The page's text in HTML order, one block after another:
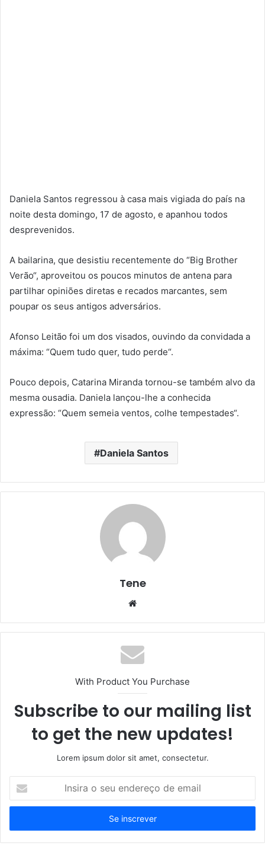
Daniela Santos regressou à casa mais vigiada do país na
noite desta domingo, 17 de agosto, e apanhou todos
desprevenidos.
A bailarina, que desistiu recentemente do “Big Brother
Verão“, aproveitou os poucos minutos de antena para
partilhar opiniões diretas e recados marcantes, sem
poupar os seus antigos adversários.
Afonso Leitão foi um dos visados, ouvindo da convidada a
máxima: “Quem tudo quer, tudo perde“.
Pouco depois, Catarina Miranda tornou-se também alvo da
mesma ousadia. Daniela lançou-lhe a conhecida
expressão: “Quem semeia ventos, colhe tempestades“.
Daniela Santos
Tene
Website
With Product You Purchase
Subscribe to our mailing list
to get the new updates!
Lorem ipsum dolor sit amet, consectetur.
seu
de
email